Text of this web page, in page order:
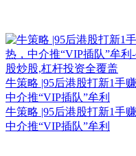
牛策略 |95后港股打新1手
中介推“VIP插队”牟利
牛策略 |95后港股打新1手
中介推“VIP插队”牟利